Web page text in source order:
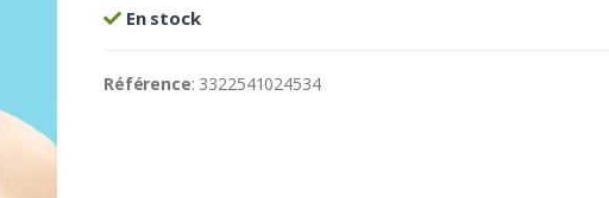
En stock
Référence: 3322541024534